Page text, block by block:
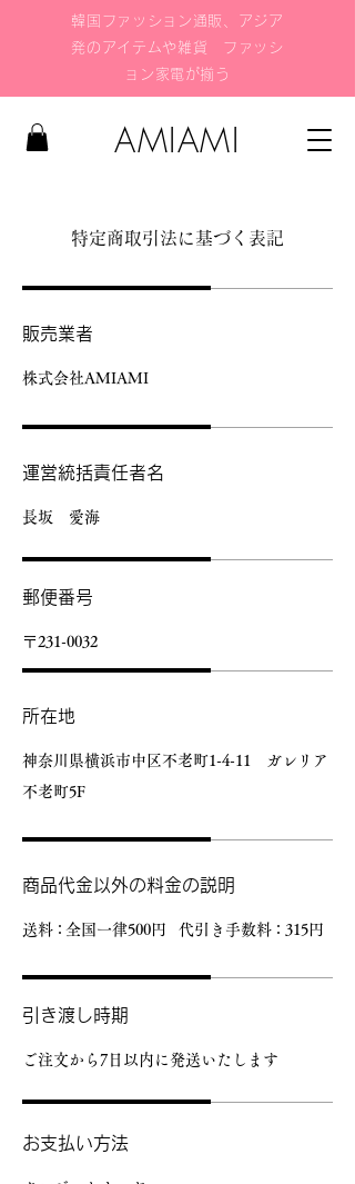
韓国ファッション通販、アジア
発のアイテムや雑貨 ファッシ
ョン家電が揃う
AMIAMI
特定商取引法に基づく表記
販売業者
株式会社AMIAMI
運営統括責任者名
長坂 愛海
郵便番号
〒231-0032
所在地
神奈川県横浜市中区不老町1-4-11 ガレリア
不老町5F
商品代金以外の料金の説明
送料：全国一律500円 代引き手数料： 315円
引き渡し時期
ご注文から7日以内に発送いたします
お支払い方法